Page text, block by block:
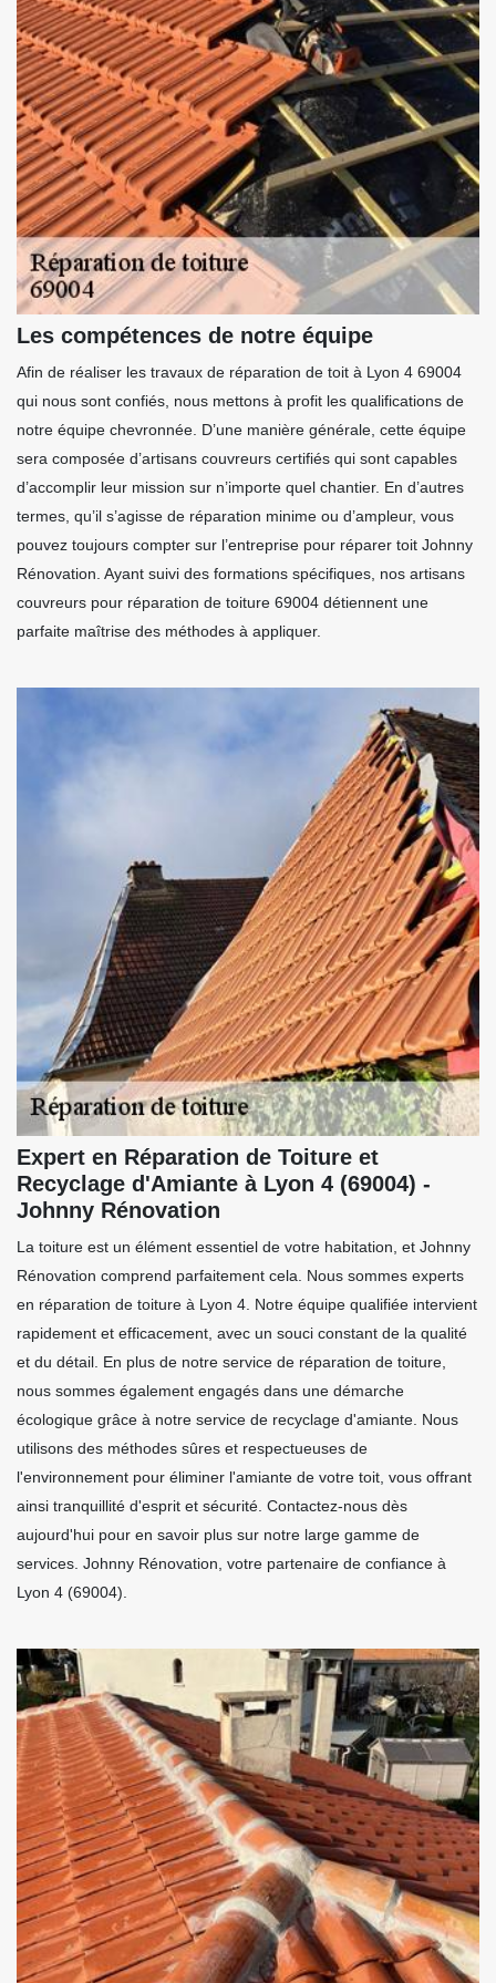
Les compétences de notre équipe
Afin de réaliser les travaux de réparation de toit à Lyon 4 69004
qui nous sont confiés, nous mettons à profit les qualifications de
notre équipe chevronnée. D’une manière générale, cette équipe
sera composée d’artisans couvreurs certifiés qui sont capables
d’accomplir leur mission sur n’importe quel chantier. En d’autres
termes, qu’il s’agisse de réparation minime ou d’ampleur, vous
pouvez toujours compter sur l’entreprise pour réparer toit Johnny
Rénovation. Ayant suivi des formations spécifiques, nos artisans
couvreurs pour réparation de toiture 69004 détiennent une
parfaite maîtrise des méthodes à appliquer.
Expert en Réparation de Toiture et
Recyclage d'Amiante à Lyon 4 (69004) -
Johnny Rénovation
La toiture est un élément essentiel de votre habitation, et Johnny
Rénovation comprend parfaitement cela. Nous sommes experts
en réparation de toiture à Lyon 4. Notre équipe qualifiée intervient
rapidement et efficacement, avec un souci constant de la qualité
et du détail. En plus de notre service de réparation de toiture,
nous sommes également engagés dans une démarche
écologique grâce à notre service de recyclage d'amiante. Nous
utilisons des méthodes sûres et respectueuses de
l'environnement pour éliminer l'amiante de votre toit, vous offrant
ainsi tranquillité d'esprit et sécurité. Contactez-nous dès
aujourd'hui pour en savoir plus sur notre large gamme de
services. Johnny Rénovation, votre partenaire de confiance à
Lyon 4 (69004).